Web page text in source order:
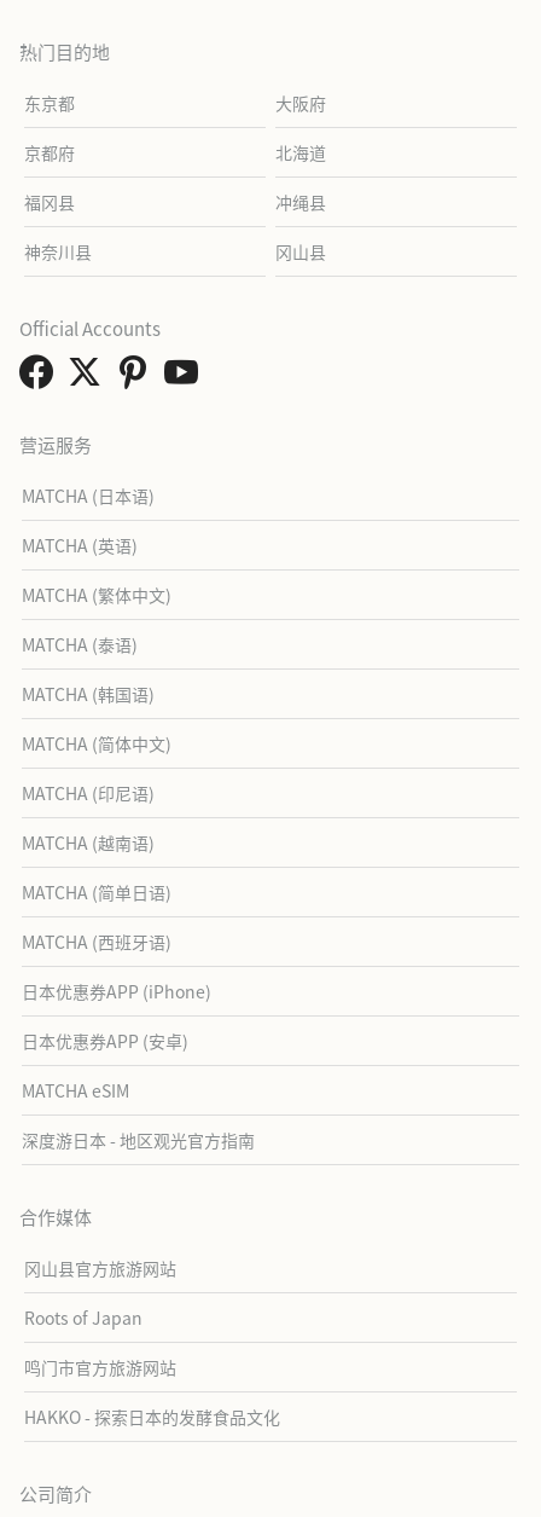
热门目的地
东京都 大阪府
京都府 北海道
福冈县 冲绳县
神奈川县 冈山县
营运服务
MATCHA (日本语)
MATCHA (英语)
MATCHA (繁体中文)
MATCHA (泰语)
MATCHA (韩国语)
MATCHA (简体中文)
MATCHA (印尼语)
MATCHA (越南语)
MATCHA (简单日语)
MATCHA (西班牙语)
日本优惠券APP (iPhone)
日本优惠券APP (安卓)
MATCHA eSIM
深度游日本 - 地区观光官方指南
合作媒体
冈山县官方旅游网站
Roots of Japan
鸣门市官方旅游网站
HAKKO - 探索日本的发酵食品文化
公司简介
Official Accounts